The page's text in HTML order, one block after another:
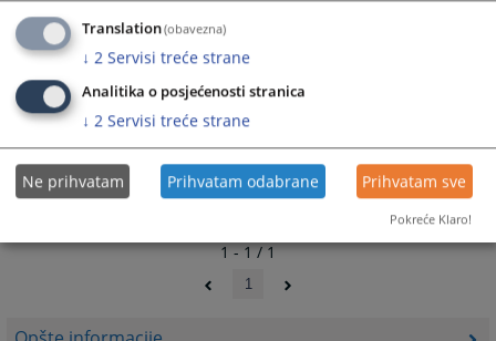
1 - 1 / 1
1
Translation(obavezna)
↓ 2 Servisi treće strane
Analitika o posjećenosti stranica
↓ 2 Servisi treće strane
Ne prihvatam Prihvatam odabrane Prihvatam sve
Pokreće Klaro!